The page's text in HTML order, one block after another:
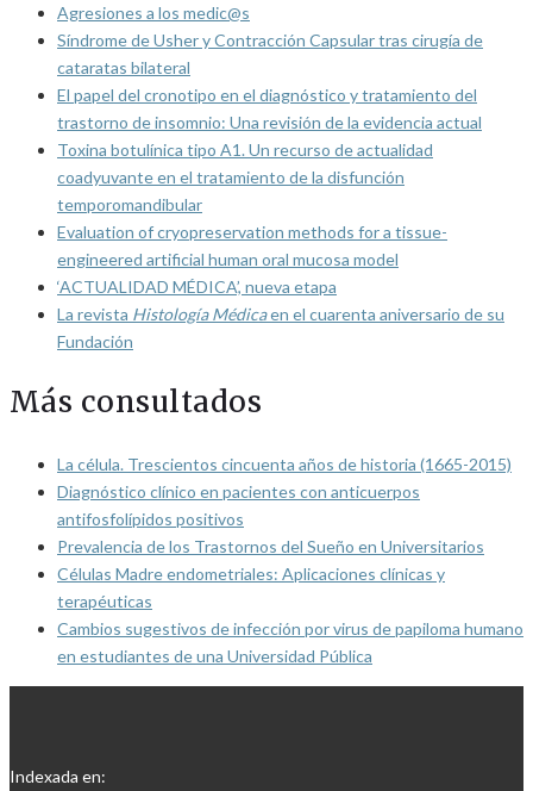
Agresiones a los medic@s
Síndrome de Usher y Contracción Capsular tras cirugía de
cataratas bilateral
El papel del cronotipo en el diagnóstico y tratamiento del
trastorno de insomnio: Una revisión de la evidencia actual
Toxina botulínica tipo A1. Un recurso de actualidad
coadyuvante en el tratamiento de la disfunción
temporomandibular
Evaluation of cryopreservation methods for a tissue-
engineered artificial human oral mucosa model
‘ACTUALIDAD MÉDICA’, nueva etapa
La revista Histología Médicaen el cuarenta aniversario de su
Fundación
Más consultados
La célula. Trescientos cincuenta años de historia (1665-2015)
Diagnóstico clínico en pacientes con anticuerpos
antifosfolípidos positivos
Prevalencia de los Trastornos del Sueño en Universitarios
Células Madre endometriales: Aplicaciones clínicas y
terapéuticas
Cambios sugestivos de infección por virus de papiloma humano
en estudiantes de una Universidad Pública
Indexada en: